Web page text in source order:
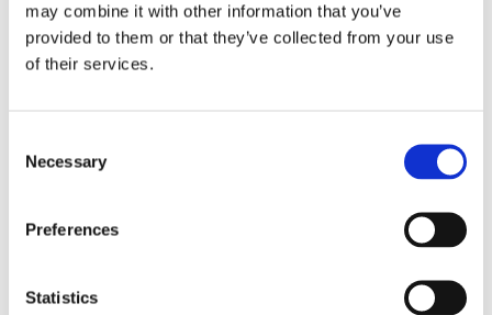
may combine it with other information that you’ve
provided to them or that they’ve collected from your use
of their services.
Selection
Necessary
Preferences
Statistics
Fri frakt över 995kr
Snabba leveranser
Enkel betalning med Klarna
BESKRIVNING
Sött och dekorativt kuddfodral i vitt med en
nos. En lite rolig julkudde till soffan, sängen eller